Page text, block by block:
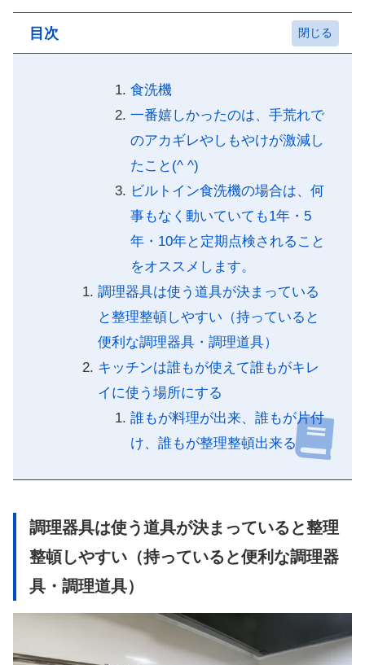
目次
食洗機
一番嬉しかったのは、手荒れで
のアカギレやしもやけが激減し
たこと(^ ^)
ビルトイン食洗機の場合は、何
事もなく動いていても1年・5
年・10年と定期点検されること
をオススメします。
調理器具は使う道具が決まっている
と整理整頓しやすい（持っていると
便利な調理器具・調理道具）
キッチンは誰もが使えて誰もがキレ
イに使う場所にする
誰もが料理が出来、誰もが片付
け、誰もが整理整頓出来る
調理器具は使う道具が決まっていると整理
整頓しやすい（持っていると便利な調理器
具・調理道具）